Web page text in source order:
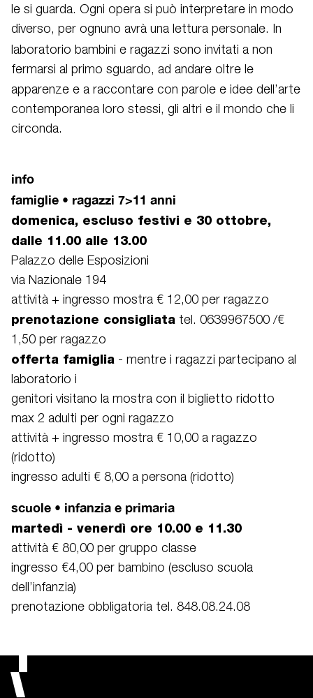
le si guarda. Ogni opera si può interpretare in modo
diverso, per ognuno avrà una lettura personale. In
laboratorio bambini e ragazzi sono invitati a non
fermarsi al primo sguardo, ad andare oltre le
apparenze e a raccontare con parole e idee dell’arte
contemporanea loro stessi, gli altri e il mondo che li
circonda.
info
famiglie • ragazzi 7>11 anni
domenica, escluso festivi e 30 ottobre,
dalle 11.00 alle 13.00
Palazzo delle Esposizioni
via Nazionale 194
attività + ingresso mostra € 12,00 per ragazzo
prenotazione consigliata tel. 0639967500 /€
1,50 per ragazzo
offerta famiglia - mentre i ragazzi partecipano al
laboratorio i
genitori visitano la mostra con il biglietto ridotto
max 2 adulti per ogni ragazzo
attività + ingresso mostra € 10,00 a ragazzo
(ridotto)
ingresso adulti € 8,00 a persona (ridotto)
scuole • infanzia e primaria
martedì - venerdì ore 10.00 e 11.30
attività € 80,00 per gruppo classe
ingresso €4,00 per bambino (escluso scuola
dell’infanzia)
prenotazione obbligatoria tel. 848.08.24.08